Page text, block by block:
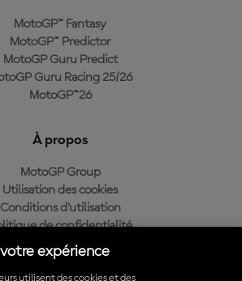
MotoGP™ Fantasy
MotoGP™ Predictor
MotoGP Guru Predict
Guru Racing 25/26
MotoGP™26
À propos
MotoGP Group
Utilisation des cookies
Conditions d'utilisation
de confidentialité
Politique d’achat
expérience
utilisent des cookies et des